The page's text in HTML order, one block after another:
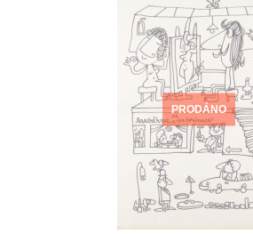
PRODÁNO